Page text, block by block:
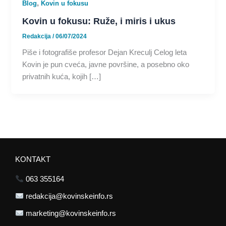
Blog,Kovin u fokusu
Kovin u fokusu: Ruže, i miris i ukus
Redakcija/06/07/2024
Piše i fotografiše profesor Dejan Kreculj Celog leta
Kovin je pun cveća, javne površine, a posebno oko
privatnih kuća, kojih […]
KONTAKT
063 355164
redakcija@kovinskeinfo.rs
marketing@kovinskeinfo.rs